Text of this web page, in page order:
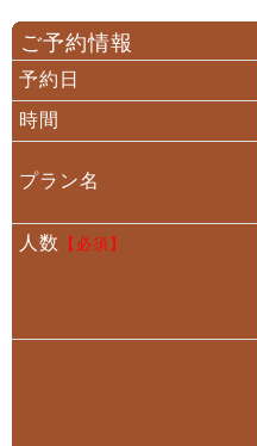
ご予約情報
予約日
時間
プラン名
人数 【必須】